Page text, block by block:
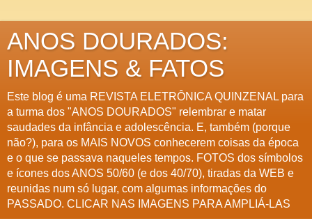
ANOS DOURADOS:
IMAGENS & FATOS
Este blog é uma REVISTA ELETRÔNICA QUINZENAL para
a turma dos "ANOS DOURADOS" relembrar e matar
saudades da infância e adolescência. E, também (porque
não?), para os MAIS NOVOS conhecerem coisas da época
e o que se passava naqueles tempos. FOTOS dos símbolos
e ícones dos ANOS 50/60 (e dos 40/70), tiradas da WEB e
reunidas num só lugar, com algumas informações do
PASSADO. CLICAR NAS IMAGENS PARA AMPLIÁ-LAS